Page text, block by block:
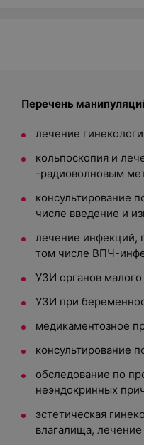
Перечень
лечение
кольпоскопия и
-радиоволновым
консультирование
числе введение и
лечение инфекций,
том числе ВПЧ-
УЗИ органов малого
УЗИ при
медикаментозное
консультирование
обследование по
неэндокринных
эстетическая
влагалища,